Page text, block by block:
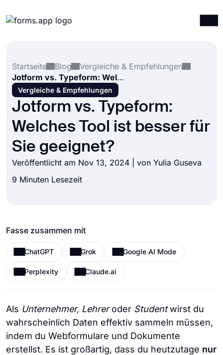
Integrationen
Vorlagen
Ressourcen
Preise
Startseite
Blog
Vergleiche & Empfehlungen
Jotform vs. Typeform: Welches Tool ist besser für Sie geeignet?
Vergleiche & Empfehlungen
Jotform vs. Typeform:
Welches Tool ist besser für
Sie geeignet?
Veröffentlicht am Nov 13, 2024 | von Yulia Guseva
9 Minuten Lesezeit
Fasse zusammen mit
ChatGPT Grok Google AI Mode
Perplexity Claude.ai
Als Unternehmer, Lehreroder Studentwirst du
wahrscheinlich Daten effektiv sammeln müssen,
indem du Webformulare und Dokumente
erstellst. Es ist großartig, dass du heutzutage nur